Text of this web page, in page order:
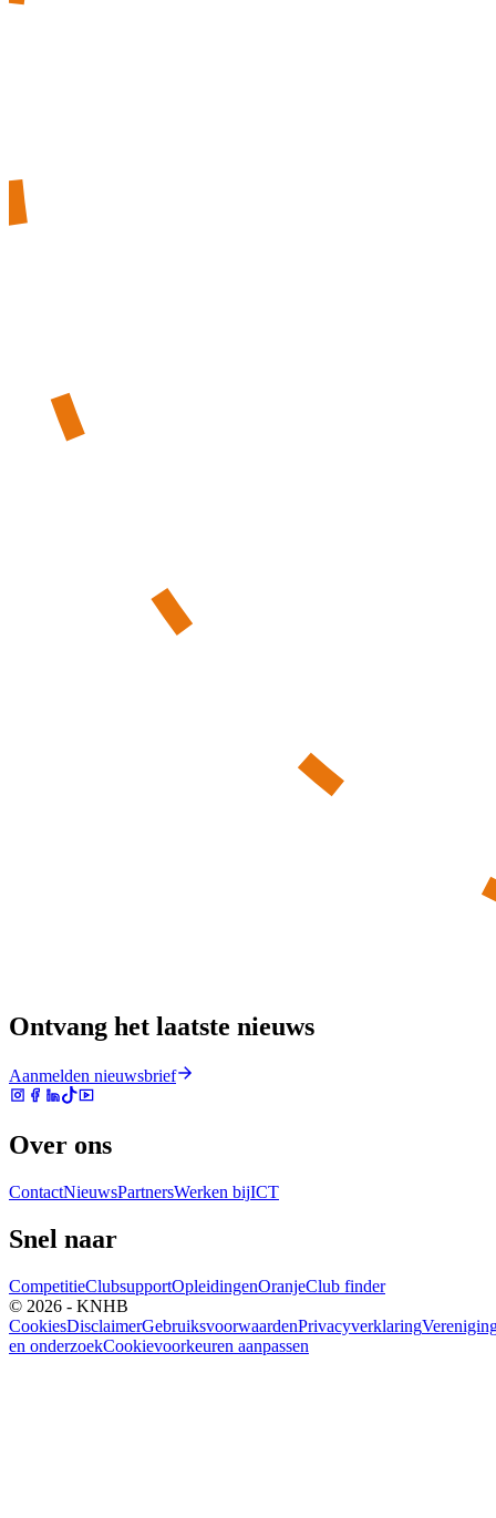
Ontvang het laatste nieuws
Aanmelden nieuwsbrief
Over ons
ContactNieuwsPartnersWerken bijICT
Snel naar
CompetitieClubsupportOpleidingenOranjeClub finder
© 2026 - KNHB
CookiesDisclaimerGebruiksvoorwaardenPrivacyverklaring
en onderzoekCookievoorkeuren aanpassen